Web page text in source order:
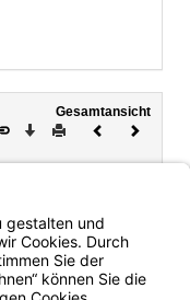
Gesamtansicht
Download
DruckenVorheriges